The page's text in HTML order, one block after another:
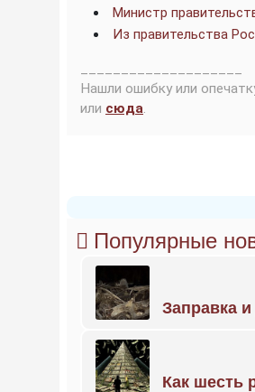
Министр
Из правительства
Нашли ошибку или
или сюда.
Популярные
Заправка
Как шесть